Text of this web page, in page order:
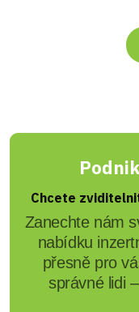
Chcete
Zanechte nám
nabídku
přesně pro
správné lidi